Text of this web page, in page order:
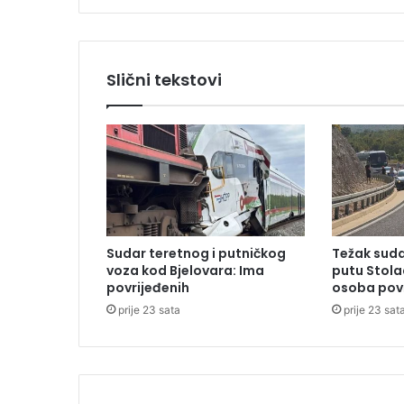
e
u
l
i
p
r
o
t
e
s
t
e
k
o
G
P
Slični tekstovi
Sudar teretnog i putničkog
voza kod Bjelovara: Ima
povrijeđenih
prije 23 sata
Težak
putu
osoba
prije 23 sata